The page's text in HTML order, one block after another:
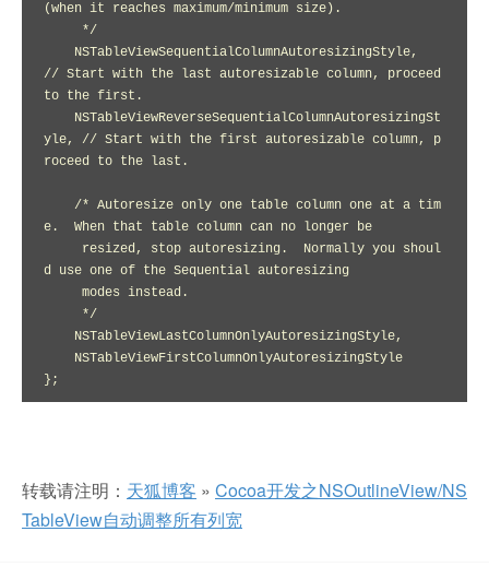
(when it reaches maximum/minimum size).
// Start with the last autoresizable column, proceed
to the first.
yle, // Start with the first autoresizable column, p
roceed to the last.
e.  When that table column can no longer be
d use one of the Sequential autoresizing
};
转载请注明： 天狐博客 » Cocoa开发之NSOutlineView/NS
TableView自动调整所有列宽